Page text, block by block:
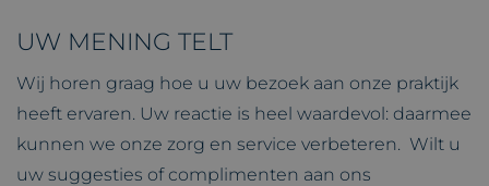
UW MENING TELT
Wij horen graag hoe u uw bezoek aan onze praktijk
heeft ervaren. Uw reactie is heel waardevol: daarmee
kunnen we onze zorg en service verbeteren. Wilt u
uw suggesties of complimenten aan ons